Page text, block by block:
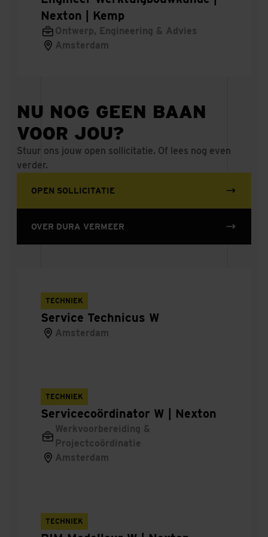
Projectmanager Woningbouw
Stelleur tunnelploeg
Hoofdmonteur tractie- energievoorziening
railinfra
Stage Bouw
Leerwerktraject werkvoorbereider
Werkvoorbereider Civiel
Uitvoerder kabels & leidingen
Monteur tractie- energievoorziening railinfra
Projectvoorbereider tractie- energievoorziening
railinfra
Nexton | Kemp
Ontwerp, Engineering & Advies
Amsterdam
NU NOG GEEN BAAN
VOOR JOU?
Stuur ons jouw open sollicitatie. Of lees nog even
verder.
OPEN SOLLICITATIE
OVER DURA VERMEER
Service Technicus W
Amsterdam
TECHNIEK
Servicecoördinator W | Nexton
Werkvoorbereiding &
Projectcoördinatie
Amsterdam
TECHNIEK
TECHNIEK